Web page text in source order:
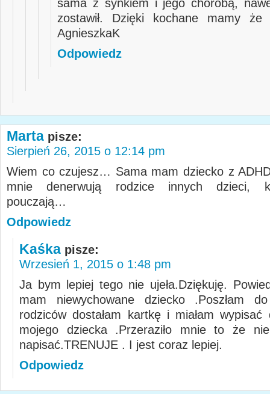
sama z synkiem i jego chorobą,
zostawił. Dzięki kochane mamy
AgnieszkaK
Odpowiedz
Marta pisze:
Sierpień 26, 2015 o 12:14 pm
Wiem co czujesz… Sama mam dziecko z
mnie denerwują rodzice innych dzieci,
pouczają…
Odpowiedz
Kaśka pisze:
Wrzesień 1, 2015 o 1:48 pm
Ja bym lepiej tego nie ujeła.Dziękuję.
mam niewychowane dziecko .Poszłam
rodziców dostałam kartkę i miałam wypisać
mojego dziecka .Przeraziło mnie to że
napisać.TRENUJE . I jest coraz lepiej.
Odpowiedz